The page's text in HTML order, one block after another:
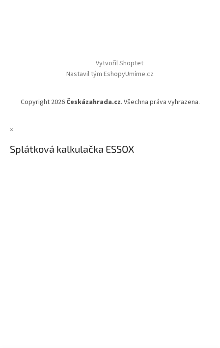
Vytvořil Shoptet
Nastavil tým EshopyUmíme.cz
Copyright 2026 Českázahrada.cz. Všechna práva vyhrazena.
×
Splátková kalkulačka ESSOX